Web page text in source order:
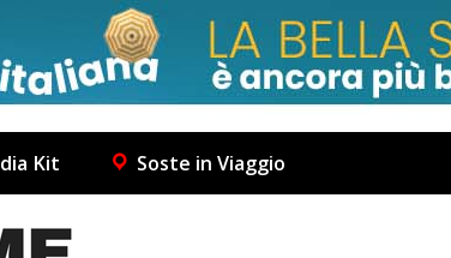
Kit Soste in Viaggio